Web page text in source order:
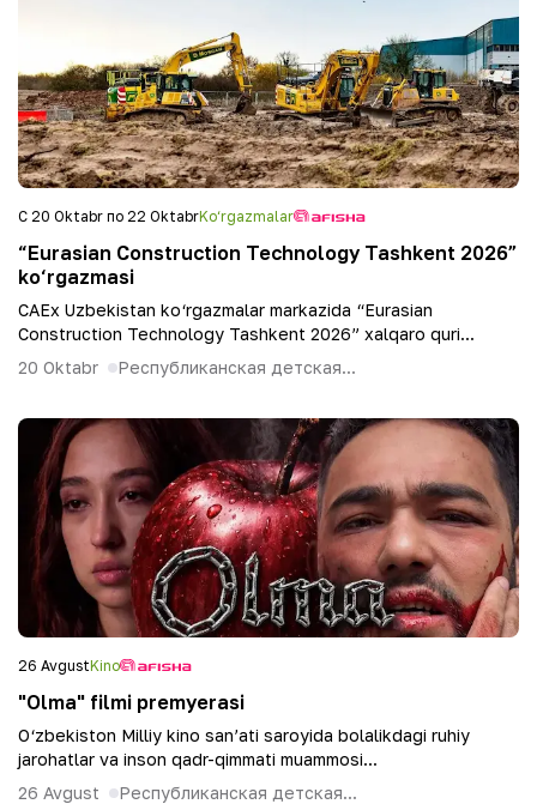
С 20 Oktabr по 22 OktabrKo‘rgazmalar
“Eurasian Construction Technology Tashkent 2026”
ko‘rgazmasi
CAEx Uzbekistan ko‘rgazmalar markazida “Eurasian
Construction Technology Tashkent 2026” xalqaro quri...
20 Oktabr
Республиканская детская...
26 AvgustKino
"Olma" filmi premyerasi
O‘zbekiston Milliy kino san’ati saroyida bolalikdagi ruhiy
jarohatlar va inson qadr-qimmati muammosi...
26 Avgust
Республиканская детская...